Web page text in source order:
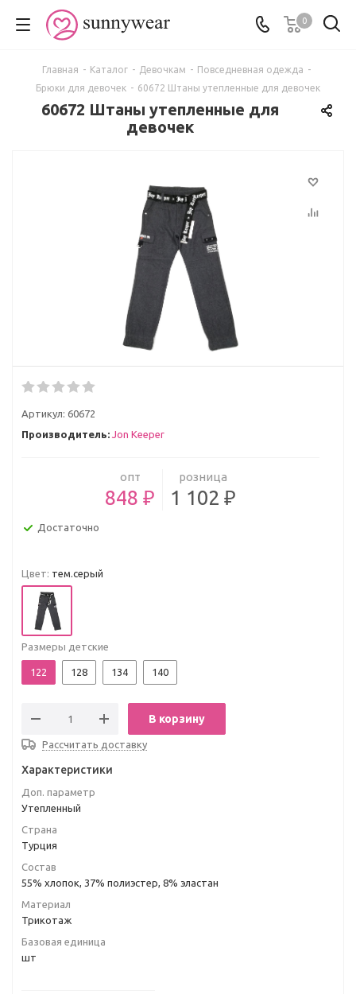
0
Главная - Каталог - Девочкам - Повседневная одежда -
Брюки для девочек - 60672 Штаны утепленные для девочек
60672 Штаны утепленные для
девочек
Артикул: 60672
Производитель: Jon Keeper
опт
848 ₽
розница
1 102 ₽
Достаточно
Цвет: тем.серый
Размеры детские
122 128 134 140
В корзину
Рассчитать доставку
Характеристики
Доп. параметр
Утепленный
Страна
Турция
Состав
55% хлопок, 37% полиэстер, 8% эластан
Материал
Трикотаж
Базовая единица
шт